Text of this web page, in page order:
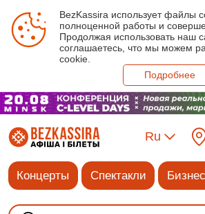
BezKassira использует файлы
полноценной работы и
Продолжая использовать наш
соглашаетесь, что мы можем
cookie.
Подробнее
Ru
Концерты Спектакли Бизнес